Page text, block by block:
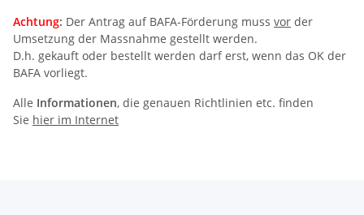
Achtung: Der Antrag auf BAFA-Förderung muss vor der
Umsetzung der Massnahme gestellt werden.
D.h. gekauft oder bestellt werden darf erst, wenn das OK der
BAFA vorliegt.
Alle Informationen, die genauen Richtlinien etc. finden
Sie hier im Internet